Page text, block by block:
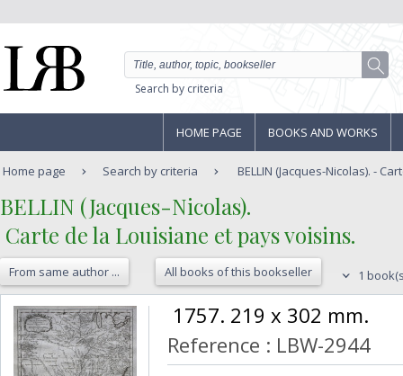
Search by criteria
HOME PAGE BOOKS AND WORKS
Home page Search by criteria BELLIN (Jacques-Nicolas). -
‎BELLIN (Jacques-Nicolas).‎
‎ Carte de la Louisiane et pays voisins.‎
From same author ... All books of this bookseller 1
‎ 1757. 219 x 302 mm. ‎
Reference : LBW-2944